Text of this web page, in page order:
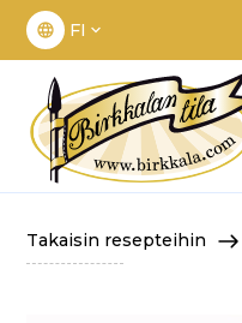
FI
Takaisin resepteihin